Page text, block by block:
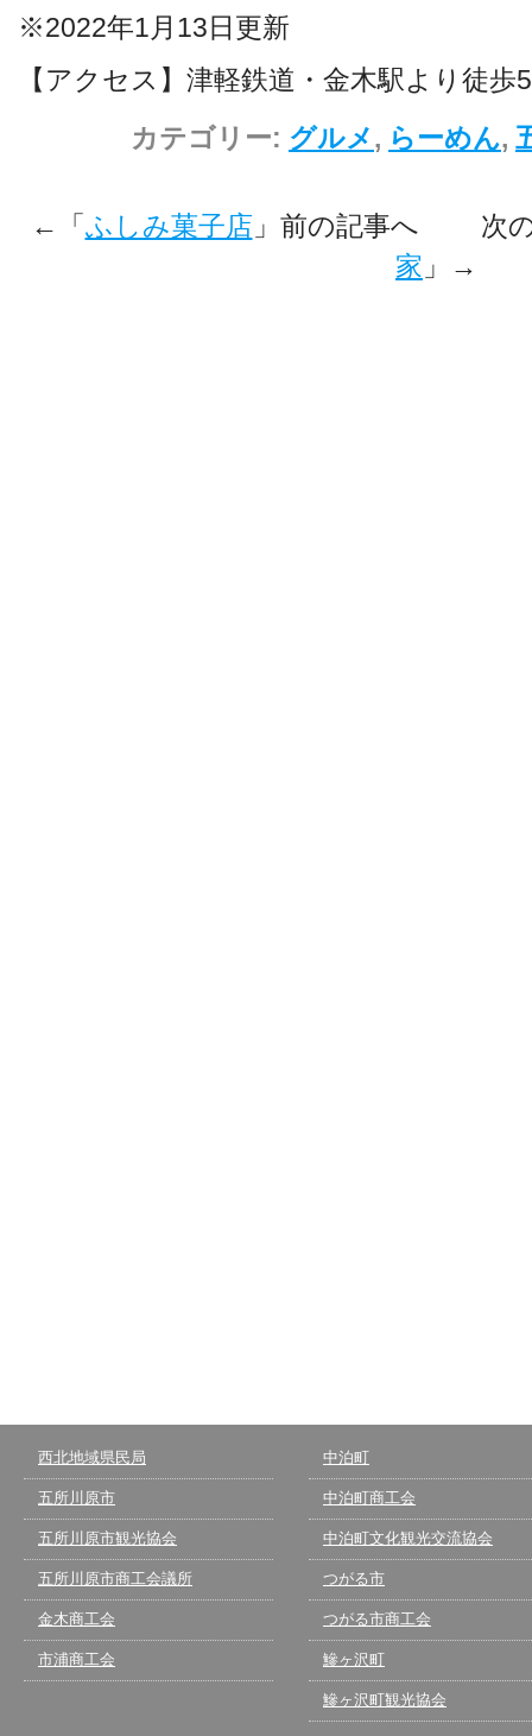
※2022年1月13日更新
【アクセス】津軽鉄道・金木駅より徒歩
カテゴリー: グルメ, らーめん,
←「ふしみ菓子店 」前の記事へ 次の
家 」→
西北地域県民局
五所川原市
五所川原市観光協会
五所川原市商工会議所
金木商工会
市浦商工会
中泊町
中泊町商工会
中泊町文化観光交流協会
つがる市
つがる市商工会
鰺ヶ沢町
鰺ヶ沢町観光協会